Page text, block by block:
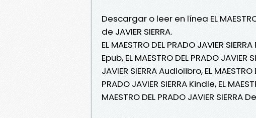
Descargar o leer en línea EL
de JAVIER SIERRA.
EL MAESTRO DEL PRADO JAVIER
Epub, EL MAESTRO DEL PRADO JAVIER
JAVIER SIERRA Audiolibro, EL MAESTRO
PRADO JAVIER SIERRA Kindle, EL
MAESTRO DEL PRADO JAVIER